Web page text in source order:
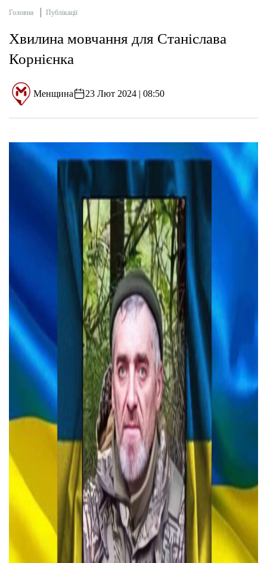
Головна Публікації
Хвилина мовчання для Станіслава
Корнієнка
Менщина 23 Лют 2024 | 08:50